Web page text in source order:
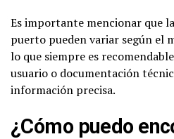
Es importante mencionar que
puerto pueden variar según el
lo que siempre es
usuario o documentación
información precisa.
¿Cómo puedo